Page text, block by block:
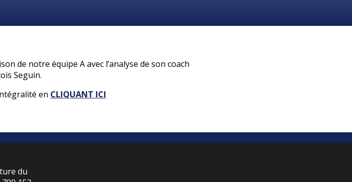
de notre équipe A avec l’analyse de son coach
Seguin.
en CLIQUANT ICI
du